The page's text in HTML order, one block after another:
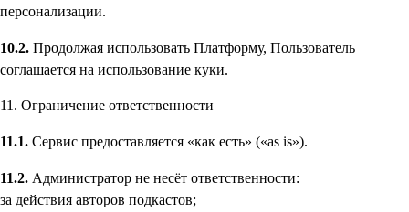
персонализации.
10.2. Продолжая использовать Платформу, Пользователь
соглашается на использование куки.
11. Ограничение ответственности
11.1. Сервис предоставляется «как есть» («as is»).
11.2. Администратор не несёт ответственности:
за действия авторов подкастов;